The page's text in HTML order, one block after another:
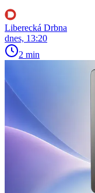
Liberecká Drbna
dnes, 13:20
2 min